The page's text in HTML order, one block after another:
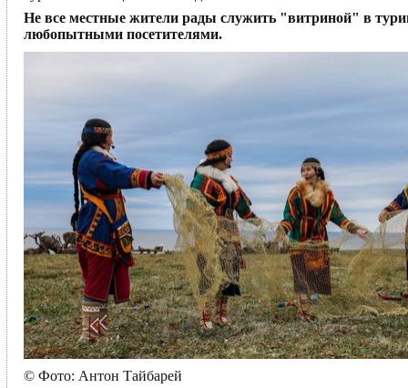
Не все местные жители рады служить "витриной" в
любопытными посетителями.
© Фото: Антон Тайбарей